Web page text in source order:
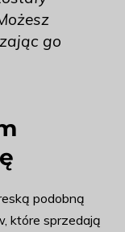
go
podobną
które sprzedają